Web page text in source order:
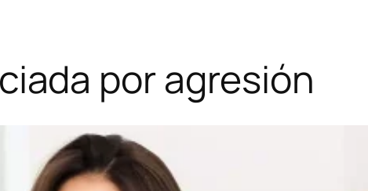
por agresión